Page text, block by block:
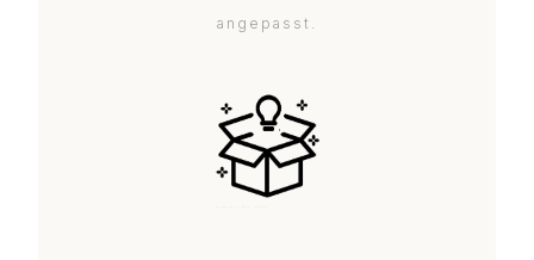
angepasst.